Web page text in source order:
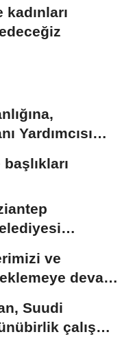
Yardımcısı
ve
devam
Suudi
çalışma